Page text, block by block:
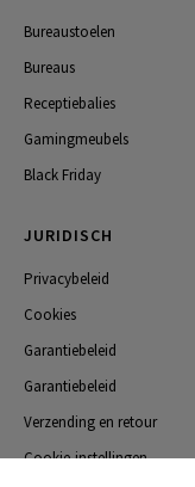
Bureaustoelen
Bureaus
Receptiebalies
Gamingmeubels
Black Friday
JURIDISCH
Privacybeleid
Cookies
Garantiebeleid
Garantiebeleid
Verzending en retour
Cookie-instellingen